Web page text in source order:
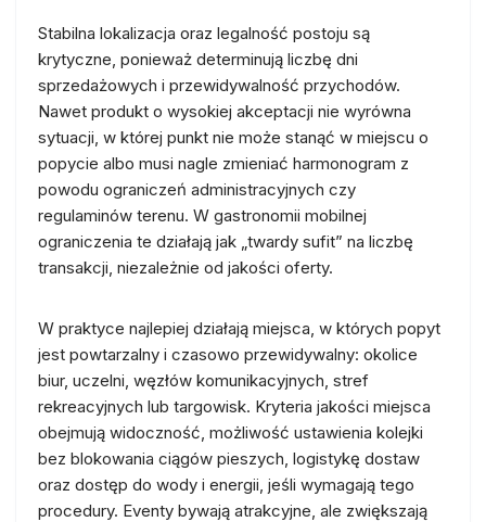
Stabilna lokalizacja oraz legalność postoju są
krytyczne, ponieważ determinują liczbę dni
sprzedażowych i przewidywalność przychodów.
Nawet produkt o wysokiej akceptacji nie wyrówna
sytuacji, w której punkt nie może stanąć w miejscu o
popycie albo musi nagle zmieniać harmonogram z
powodu ograniczeń administracyjnych czy
regulaminów terenu. W gastronomii mobilnej
ograniczenia te działają jak „twardy sufit” na liczbę
transakcji, niezależnie od jakości oferty.
W praktyce najlepiej działają miejsca, w których popyt
jest powtarzalny i czasowo przewidywalny: okolice
biur, uczelni, węzłów komunikacyjnych, stref
rekreacyjnych lub targowisk. Kryteria jakości miejsca
obejmują widoczność, możliwość ustawienia kolejki
bez blokowania ciągów pieszych, logistykę dostaw
oraz dostęp do wody i energii, jeśli wymagają tego
procedury. Eventy bywają atrakcyjne, ale zwiększają